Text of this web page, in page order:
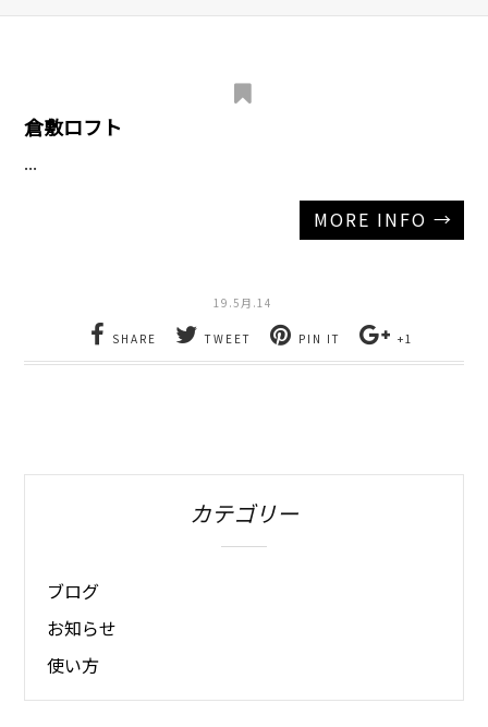
倉敷ロフト
...
MORE INFO →
19.5月.14
SHARE TWEET PIN IT +1
カテゴリー
ブログ
お知らせ
使い方